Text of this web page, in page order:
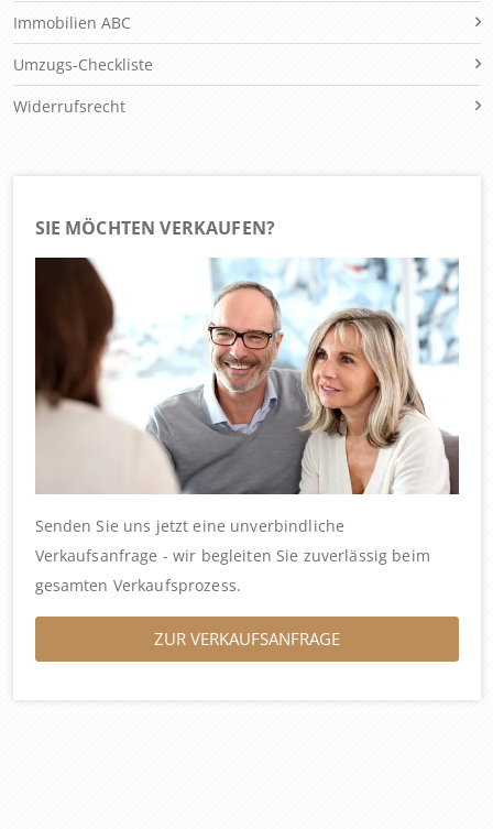
Immobilien ABC
Umzugs-Checkliste
Widerrufsrecht
SIE MÖCHTEN VERKAUFEN?
Senden Sie uns jetzt eine unverbindliche
Verkaufsanfrage - wir begleiten Sie zuverlässig beim
gesamten Verkaufsprozess.
ZUR VERKAUFSANFRAGE